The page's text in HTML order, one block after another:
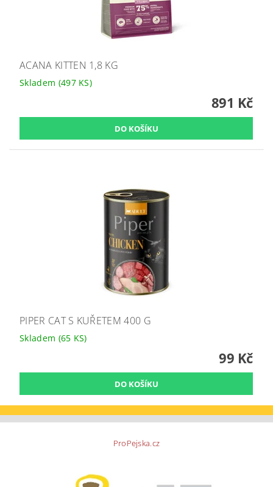
ACANA KITTEN 1,8 KG
Skladem (497 KS)
891 Kč
PIPER CAT S KUŘETEM 400 G
Skladem (65 KS)
99 Kč
ProPejska.cz